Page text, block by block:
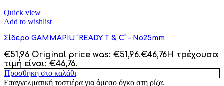
Quick view
Add to wishlist
Σίδερο GAMMAPIU “READY T & C” – No25mm
€51,96 Original price was: €51,96.€46,76Η τρέχουσα
τιμή είναι: €46,76.
Προσθήκη στο καλάθι
Επαγγελματική τοστιέρα για άμεσο όγκο στη ρίζα.